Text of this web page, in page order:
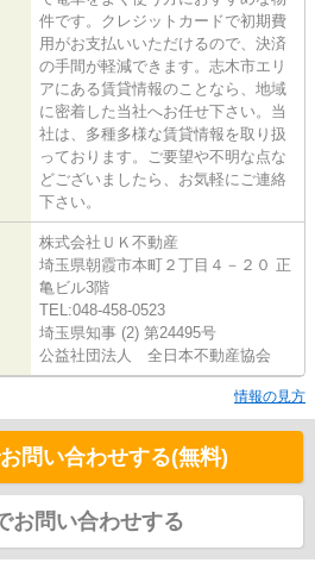
件です。クレジットカードで初期費
用がお支払いいただけるので、決済
の手間が軽減できます。志木市エリ
アにある賃貸情報のことなら、地域
に密着した当社へお任せ下さい。当
社は、多種多様な賃貸情報を取り扱
っております。ご要望や不明な点な
どございましたら、お気軽にご連絡
下さい。
株式会社ＵＫ不動産
埼玉県朝霞市本町２丁目４－２０ 正
亀ビル3階
TEL:048-458-0523
埼玉県知事 (2) 第24495号
公益社団法人 全日本不動産協会
情報の見方
問い合わせする(無料)
お問い合わせする